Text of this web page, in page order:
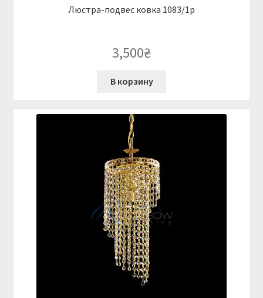
Люстра-подвес ковка 1083/1p
3,500₴
В корзину